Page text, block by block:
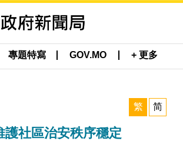
專題特寫 GOV.MO + 更多
繁 简
護社區治安秩序穩定